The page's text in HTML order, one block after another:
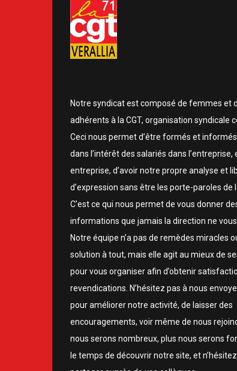
Notre syndicat est composé de femmes et
adhérents à la CGT, organisation syndicale
Ceci nous permet d’être formés et informés
dans l’intérêt des salariés dans l’entreprise,
entreprise, d’avoir notre propre analyse et
d’expression sans être les porte-paroles de
C’est ce qui nous permet de vous donner
informations que jamais la direction ne vous
Notre équipe n’a pas de remèdes miracles
solution à tout, mais elle agit au mieux de
pour vous organiser afin d’obtenir
revendications. N’hésitez pas à nous
pour améliorer notre activité, de laisser des
encouragements, voir même de nous
nous serons nombreux, plus nous serons
le temps de découvrir notre site, et